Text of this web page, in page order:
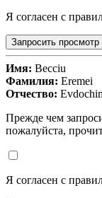
Я согласен с
Запросить
Имя: Becciu
Фамилия: Eremei
Отчество:
Прежде чем
пожалуйста,
Я согласен с